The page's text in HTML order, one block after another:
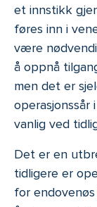
et innstikk
føres inn i
være
å oppnå
men det er
operasjonssår
vanlig ved
Det er en
tidligere er
for